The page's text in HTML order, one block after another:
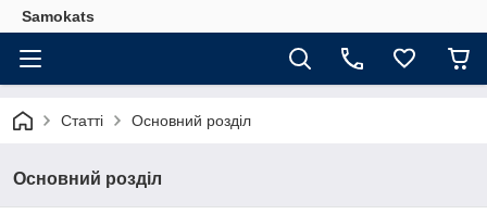
Samokats
Статті Основний розділ
Основний розділ